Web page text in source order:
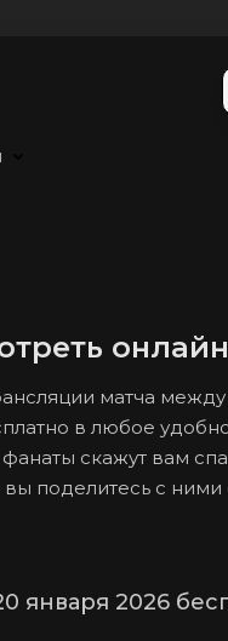
онлайн
матча
в любое
скажут вам
поделитесь с
2026